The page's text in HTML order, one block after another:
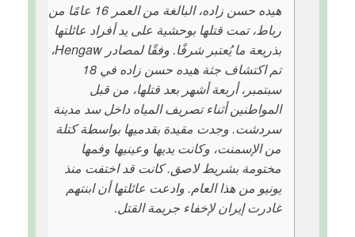
هيده حسن زاده، البالغة من العمر 16 عامًا من
رباط، تمت قتلها بوحشية على يد أفراد عائلتها
بذريعة ما يُعتبر شرفًا. وفقًا لمصادر Hengaw،
تم اكتشاف جثة هيده حسن زاده في 18
سبتمبر، أربعة أشهر بعد قتلها، من قبل
المواطنين أثناء تصريف المياه داخل سد مدينة
سردشت. وجدت مقيدة بقدميها بواسطة كتلة
من الإسمنت، وكانت يديها وعينيها وفمها
مختومة بشريط لاصق. كانت قد اختفت منذ
يونيو من هذا العام. وادعت عائلتها أن ابنتهم
غادرت إيران لإخفاء جريمة القتل.